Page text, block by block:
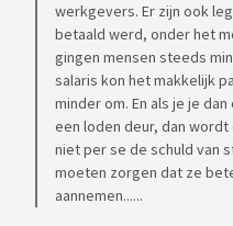
werkgevers. Er zijn ook
betaald werd, onder het
gingen mensen steeds
salaris kon het makkelijk
minder om. En als je je
een loden deur, dan
niet per se de schuld van
moeten zorgen dat ze
aannemen......